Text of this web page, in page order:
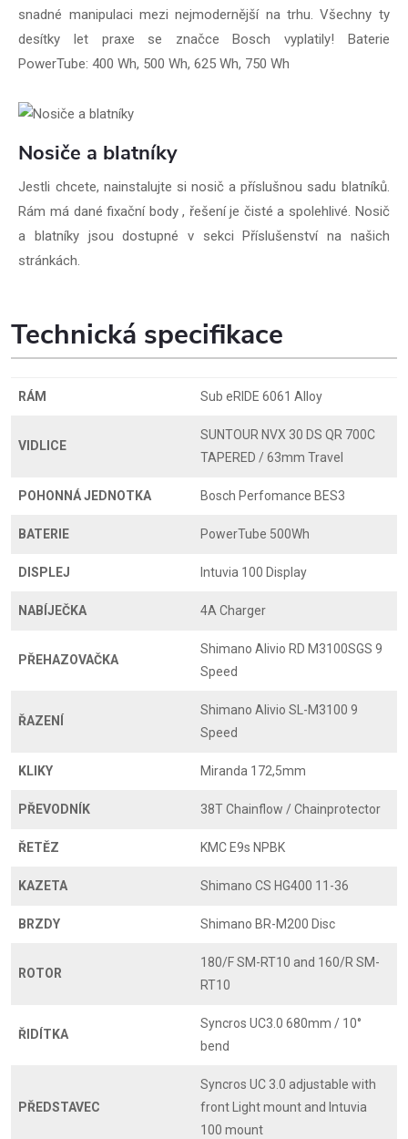
snadné manipulaci mezi nejmodernější na trhu. Všechny ty
desítky let praxe se značce Bosch vyplatily! Baterie
PowerTube: 400 Wh, 500 Wh, 625 Wh, 750 Wh
Nosiče a blatníky
Jestli chcete, nainstalujte si nosič a příslušnou sadu blatníků.
Rám má dané fixační body , řešení je čisté a spolehlivé. Nosič
a blatníky jsou dostupné v sekci Příslušenství na našich
stránkách.
Technická specifikace
RÁM Sub eRIDE 6061 Alloy
VIDLICE
SUNTOUR NVX 30 DS QR 700C
TAPERED / 63mm Travel
POHONNÁ JEDNOTKA Bosch Perfomance BES3
BATERIE PowerTube 500Wh
DISPLEJ Intuvia 100 Display
NABÍJEČKA 4A Charger
PŘEHAZOVAČKA
Shimano Alivio RD M3100SGS 9
Speed
ŘAZENÍ
Shimano Alivio SL-M3100 9
Speed
KLIKY Miranda 172,5mm
PŘEVODNÍK 38T Chainflow / Chainprotector
ŘETĚZ KMC E9s NPBK
KAZETA Shimano CS HG400 11-36
BRZDY Shimano BR-M200 Disc
ROTOR
180/F SM-RT10 and 160/R SM-
RT10
ŘIDÍTKA
Syncros UC3.0 680mm / 10°
bend
PŘEDSTAVEC
Syncros UC 3.0 adjustable with
front Light mount and Intuvia
100 mount